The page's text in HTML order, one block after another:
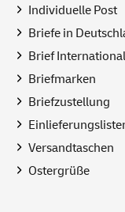
Individuelle Post
Briefe in
Brief International
Briefmarken
Briefzustellung
Versandtaschen
Ostergrüße